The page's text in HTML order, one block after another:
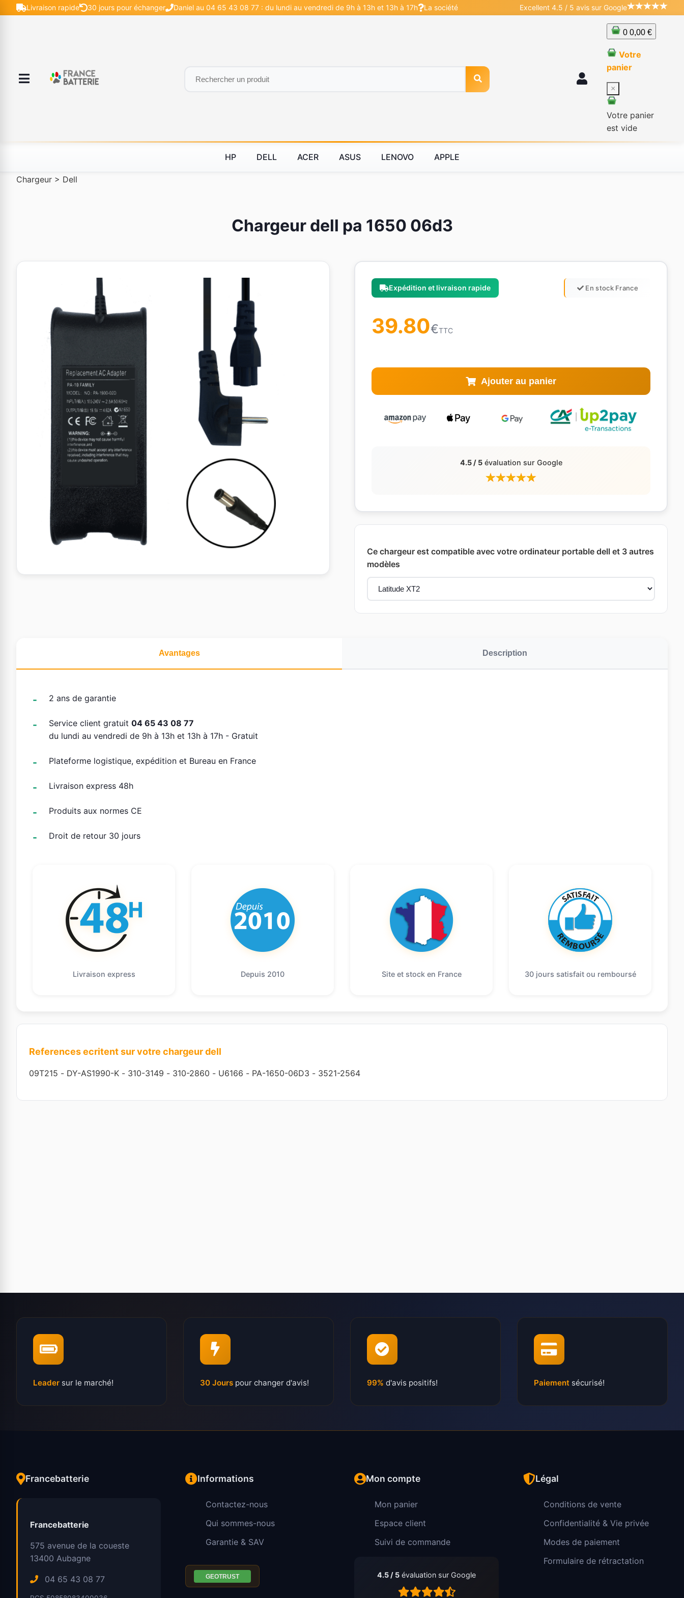
Livraison rapide 30 jours pour échanger Daniel au 04 65 43 08 77 : du lundi au vendredi de 9h à 13h et 13h à 17h La société Excellent 4.5 / 5 avis sur Google
0 0,00 €
Votre
panier
×
Votre panier
est vide
HP DELL ACER ASUS LENOVO APPLE
Chargeur > Dell
Chargeur dell pa 1650 06d3
Expédition et livraison rapide En stock France
39.80€TTC
Ajouter au panier
4.5 / 5évaluation sur Google
Ce chargeur est compatible avec votre ordinateur portable dell et 3 autres
modèles
Avantages Description
2 ans de garantie
Service client gratuit 04 65 43 08 77
du lundi au vendredi de 9h à 13h et 13h à 17h - Gratuit
Plateforme logistique, expédition et Bureau en France
Livraison express 48h
Produits aux normes CE
Droit de retour 30 jours
Livraison express Depuis 2010 Site et stock en France 30 jours satisfait ou remboursé
References ecritent sur votre chargeur dell
09T215 - DY-AS1990-K - 310-3149 - 310-2860 - U6166 - PA-1650-06D3 - 3521-2564
Leader sur le marché! 30 Jours pour changer d'avis! 99% d'avis positifs! Paiement sécurisé!
Francebatterie
Francebatterie
575 avenue de la coueste
13400 Aubagne
04 65 43 08 77
Informations
Contactez-nous
Qui sommes-nous
Garantie & SAV
Mon compte
Mon panier
Espace client
Suivi de commande
4.5 / 5 évaluation sur Google
Légal
Conditions de vente
Confidentialité & Vie privée
Modes de paiement
Formulaire de rétractation